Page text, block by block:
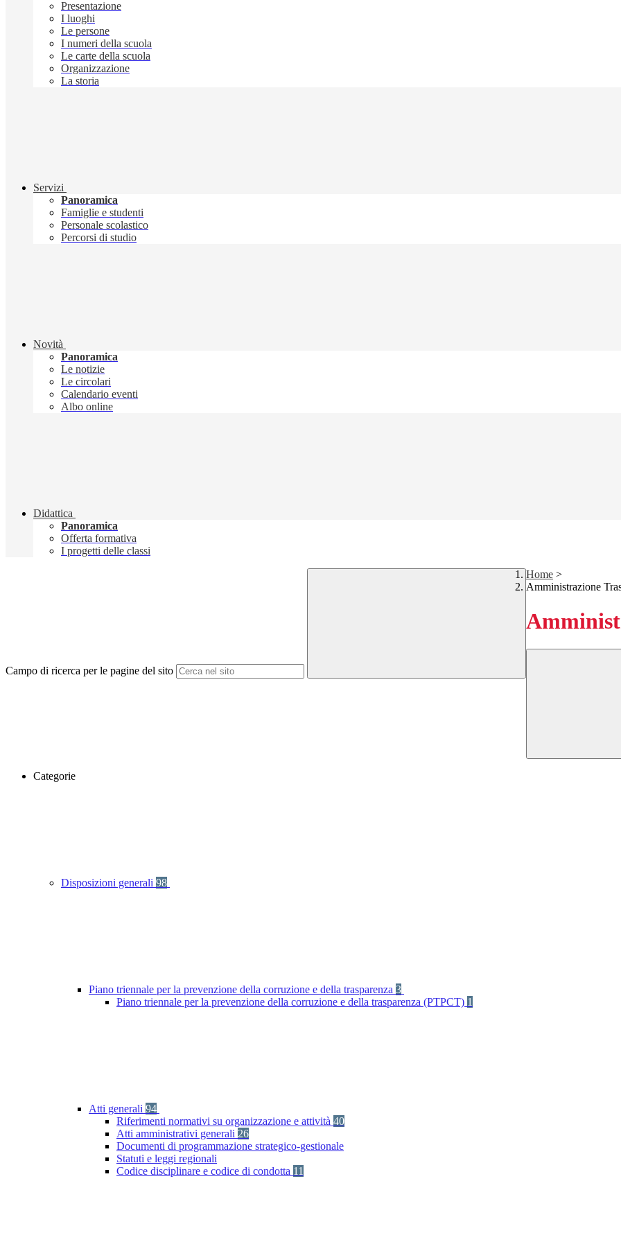
Presentazione
I luoghi
Le persone
I numeri della scuola
Le carte della scuola
Organizzazione
La storia
Servizi
Panoramica
Famiglie e studenti
Personale scolastico
Percorsi di studio
Novità
Panoramica
Le notizie
Le circolari
Calendario eventi
Albo online
Didattica
Panoramica
Offerta formativa
I progetti delle classi
Campo di ricerca per le pagine del sito
Home >
Amministrazione
Categorie
Disposizioni generali 98
Piano triennale per la prevenzione della corruzione e della trasparenza 3
Piano triennale per la prevenzione della corruzione e della trasparenza (PTPCT) 1
Atti generali 94
Riferimenti normativi su organizzazione e attività 40
Atti amministrativi generali 26
Documenti di programmazione strategico-gestionale
Statuti e leggi regionali
Codice disciplinare e codice di condotta 11